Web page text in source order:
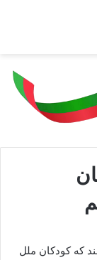
كه‌ كودكان ملل